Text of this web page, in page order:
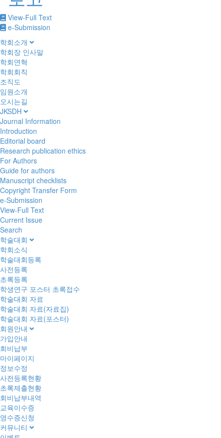
View-Full Text
e-Submission
학회소개
학회장 인사말
학회연혁
학회회칙
조직도
임원소개
오시는길
JKSDH
Journal Information
Introduction
Editorial board
Research publication ethics
For Authors
Guide for authors
Manuscript checklists
Copyright Transfer Form
e-Submission
View-Full Text
Current Issue
Search
학술대회
학회소식
학술대회등록
사전등록
초록등록
학생연구 포스터 초록접수
학술대회 자료
학술대회 자료(자료집)
학술대회 자료(포스터)
회원안내
가입안내
회비납부
마이페이지
정보수정
사전등록현황
초록제출현황
회비납부내역
교육이수증
영수증신청
커뮤니티